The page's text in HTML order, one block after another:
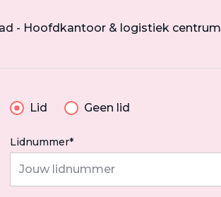
- Hoofdkantoor & logistiek centrum
Lid Geen lid
Lidnummer*